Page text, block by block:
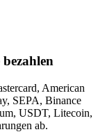
American
SEPA, Binance
USDT, Litecoin,
ab.